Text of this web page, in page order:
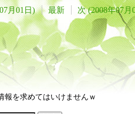
月01日) 最新 次 (2008年07月
報を求めてはいけませんｗ